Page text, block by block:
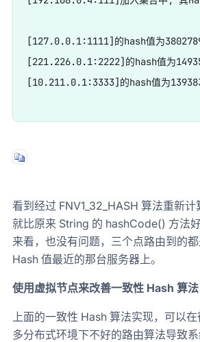
[127.0.0.1:1111]的hash值为
[221.226.0.1:2222]的hash值为
[10.211.0.1:3333]的hash值为
看到经过 FNV1_32_HASH 算法重新计
就比原来 String 的 hashCode() 方法
来看，也没有问题，三个点路由到的
Hash 值最近的那台服务器上。
使用虚拟节点来改善一致性 Hash 算法
上面的一致性 Hash 算法实现，可以
多分布式环境下不好的路由算法导致